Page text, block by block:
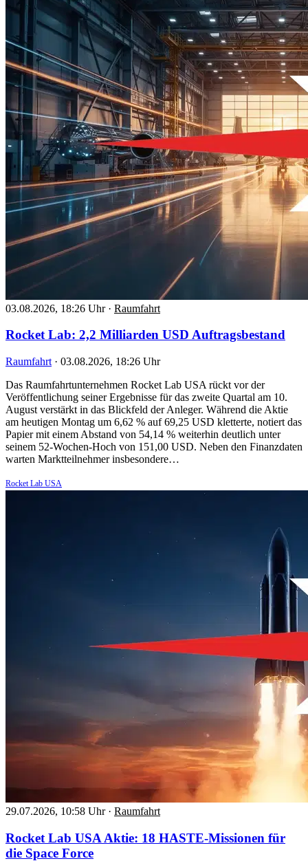
03.08.2026, 18:26 Uhr · Raumfahrt
Rocket Lab: 2,2 Milliarden USD Auftragsbestand
Raumfahrt · 03.08.2026, 18:26 Uhr
Das Raumfahrtunternehmen Rocket Lab USA rückt vor der
Veröffentlichung seiner Ergebnisse für das zweite Quartal am 10.
August verstärkt in das Blickfeld der Anleger. Während die Aktie
am heutigen Montag um 6,62 % auf 69,25 USD kletterte, notiert das
Papier mit einem Abstand von 54,14 % weiterhin deutlich unter
seinem 52-Wochen-Hoch von 151,00 USD. Neben den Finanzdaten
warten Marktteilnehmer insbesondere…
Rocket Lab USA
29.07.2026, 10:58 Uhr · Raumfahrt
Rocket Lab USA Aktie: 18 HASTE-Missionen für
die Space Force